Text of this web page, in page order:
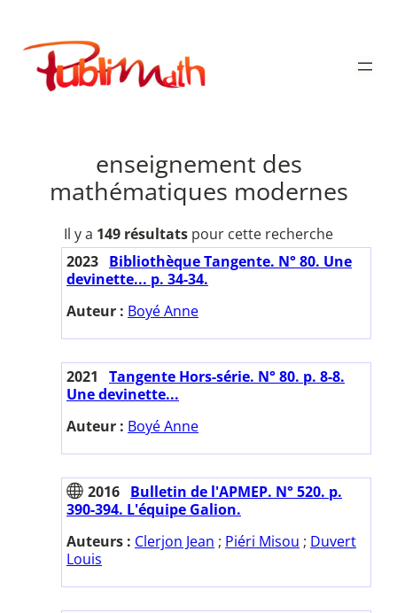
contenu
Publimath
enseignement des
mathématiques modernes
Il y a 149 résultats pour cette recherche
2023 Bibliothèque Tangente. N° 80. Une
devinette... p. 34-34.
Auteur : Boyé Anne
2021
Tangente Hors-série. N° 80. p. 8-8.
Une devinette...
Auteur : Boyé Anne
2016 Bulletin de l'APMEP. N° 520. p.
390-394. L'équipe Galion.
Auteurs : Clerjon Jean ; Piéri Misou ; Duvert
Louis